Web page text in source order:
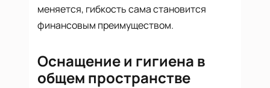
меняется, гибкость сама становится
финансовым преимуществом.
Оснащение и гигиена в
общем пространстве